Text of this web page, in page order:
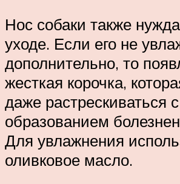
Нос собаки также
уходе. Если его не
дополнительно, то
жесткая корочка,
даже растрескиваться с
образованием
Для увлажнения
оливковое масло.